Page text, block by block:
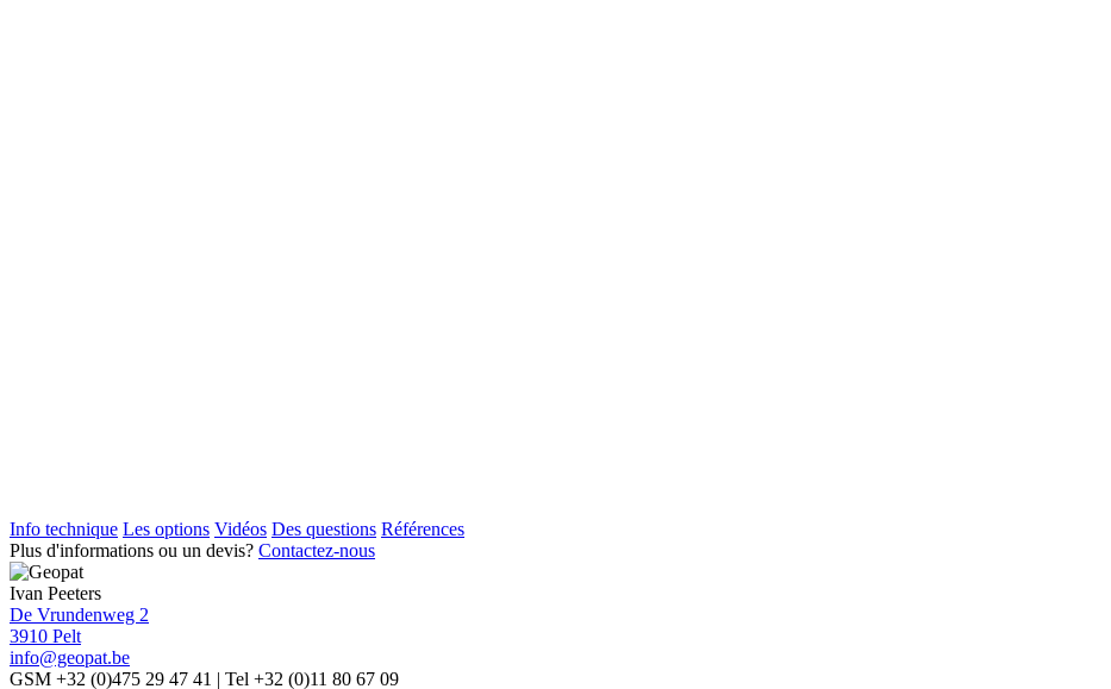
Info technique Les options Vidéos Des questions Références
Plus d'informations ou un devis? Contactez-nous
Ivan Peeters
De Vrundenweg 2
3910 Pelt
info@geopat.be
GSM +32 (0)475 29 47 41 | Tel +32 (0)11 80 67 09